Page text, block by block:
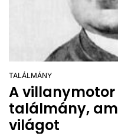
POSTED
IN
TALÁLMÁNY
A
találmány,
világot